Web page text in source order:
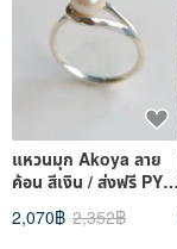
แหวนมุก Akoya ลาย
ค้อน สีเงิน / ส่งฟรี PY-
2,070฿ 2,352฿